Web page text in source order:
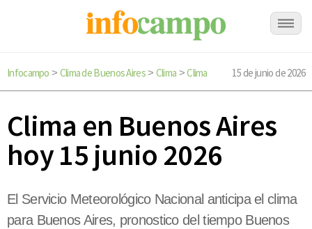
Infocampo > Clima de Buenos Aires> Clima >Clima 15 de junio de 2026
Clima en Buenos Aires
hoy 15 junio 2026
El Servicio Meteorológico Nacional anticipa el clima
para Buenos Aires, pronostico del tiempo Buenos